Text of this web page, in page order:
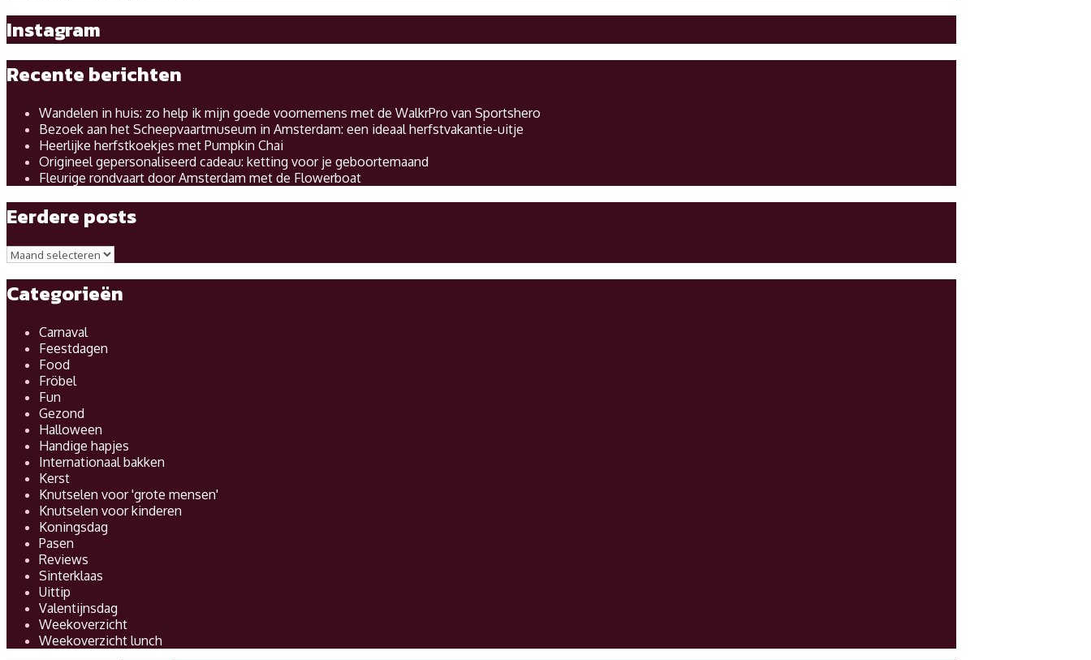
Instagram
Recente berichten
Wandelen in huis: zo help ik mijn goede voornemens met de WalkrPro van Sportshero
Bezoek aan het Scheepvaartmuseum in Amsterdam: een ideaal herfstvakantie-uitje
Heerlijke herfstkoekjes met Pumpkin Chai
Origineel gepersonaliseerd cadeau: ketting voor je geboortemaand
Fleurige rondvaart door Amsterdam met de Flowerboat
Eerdere posts
Eerdere
Categorieën
Carnaval
Feestdagen
Food
Fröbel
Fun
Gezond
Halloween
Handige hapjes
Internationaal bakken
Kerst
Knutselen voor 'grote mensen'
Knutselen voor kinderen
Koningsdag
Pasen
Reviews
Sinterklaas
Uittip
Valentijnsdag
Weekoverzicht
Weekoverzicht lunch